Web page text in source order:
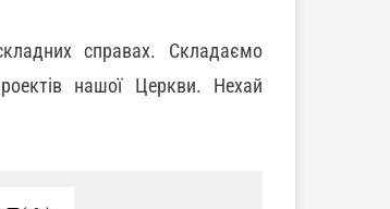
справах. Складаємо
нашої Церкви. Нехай